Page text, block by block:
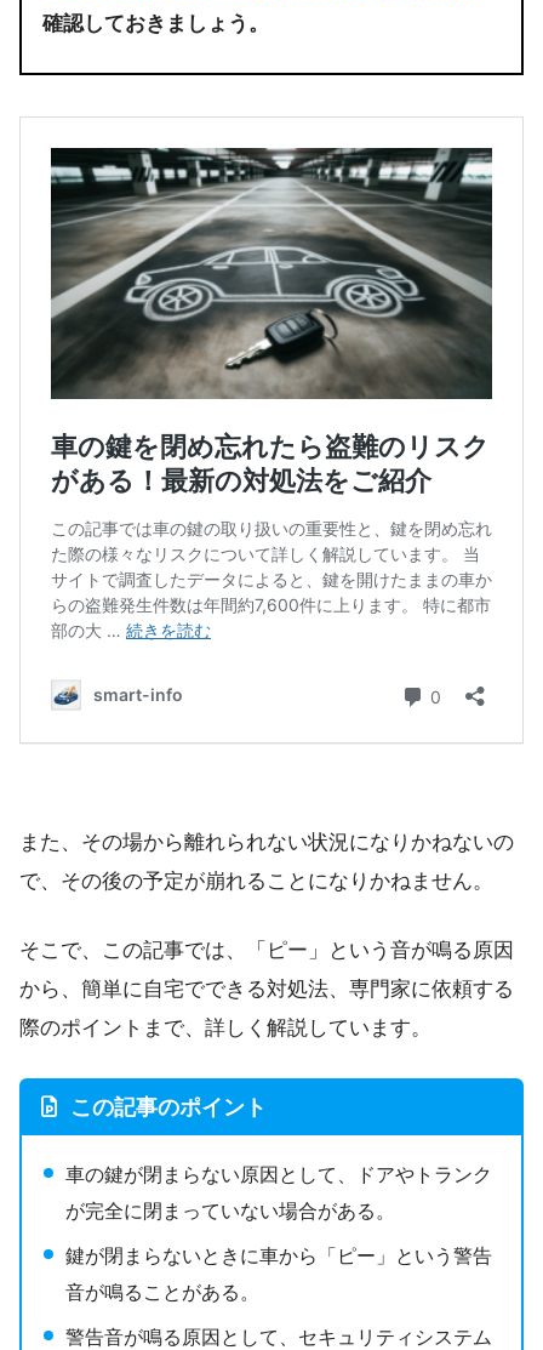
確認しておきましょう。
また、その場から離れられない状況になりかねないの
で、その後の予定が崩れることになりかねません。
そこで、この記事では、「ピー」という音が鳴る原因
から、簡単に自宅でできる対処法、専門家に依頼する
際のポイントまで、詳しく解説しています。
この記事のポイント
車の鍵が閉まらない原因として、ドアやトランク
が完全に閉まっていない場合がある。
鍵が閉まらないときに車から「ピー」という警告
音が鳴ることがある。
警告音が鳴る原因として、セキュリティシステム